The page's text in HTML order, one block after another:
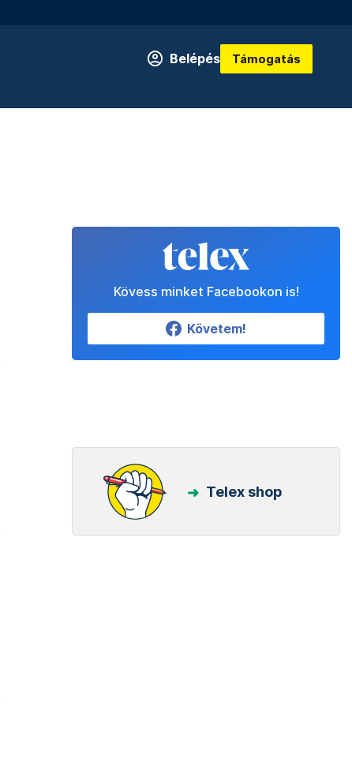
Belépés Támogatás
Kövess minket Facebookon is!
Követem!
Telex shop